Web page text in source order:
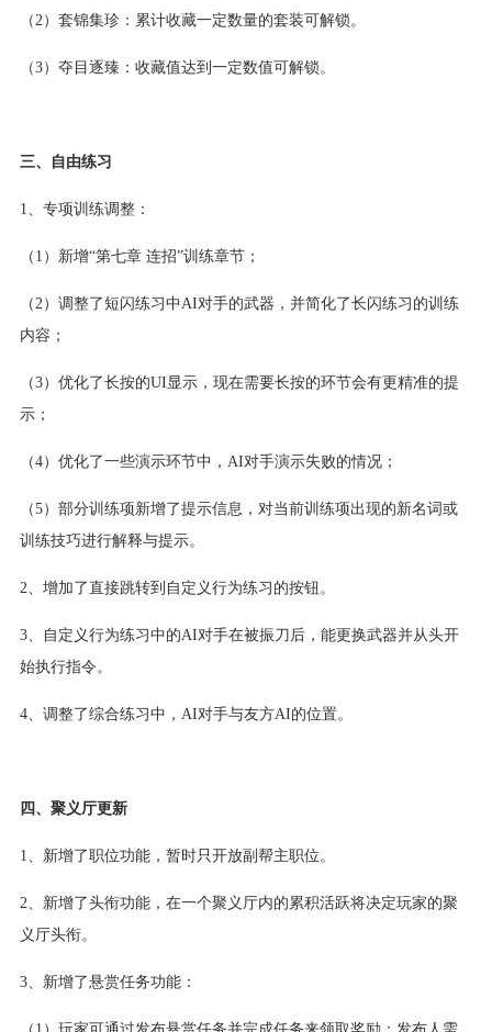
（2）套锦集珍：累计收藏一定数量的套装可解锁。
（3）夺目逐臻：收藏值达到一定数值可解锁。
三、自由练习
1、专项训练调整：
（1）新增“第七章 连招”训练章节；
（2）调整了短闪练习中AI对手的武器，并简化了长闪练习的训练
内容；
（3）优化了长按的UI显示，现在需要长按的环节会有更精准的提
示；
（4）优化了一些演示环节中，AI对手演示失败的情况；
（5）部分训练项新增了提示信息，对当前训练项出现的新名词或
训练技巧进行解释与提示。
2、增加了直接跳转到自定义行为练习的按钮。
3、自定义行为练习中的AI对手在被振刀后，能更换武器并从头开
始执行指令。
4、调整了综合练习中，AI对手与友方AI的位置。
四、聚义厅更新
1、新增了职位功能，暂时只开放副帮主职位。
2、新增了头衔功能，在一个聚义厅内的累积活跃将决定玩家的聚
义厅头衔。
3、新增了悬赏任务功能：